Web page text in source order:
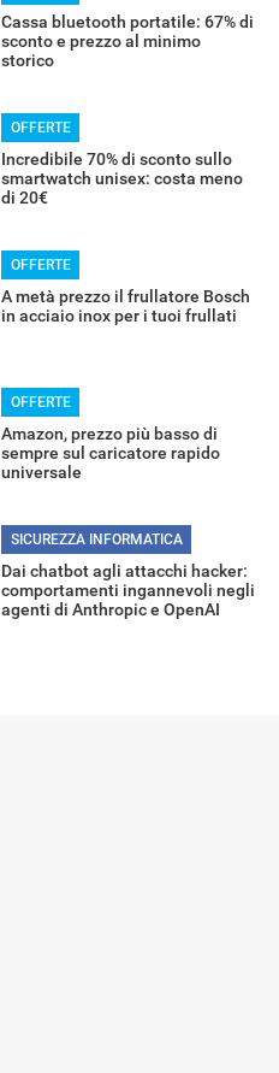
Cassa bluetooth portatile: 67% di
sconto e prezzo al minimo
storico
OFFERTE
Incredibile 70% di sconto sullo
smartwatch unisex: costa meno
di 20€
OFFERTE
A metà prezzo il frullatore Bosch
in acciaio inox per i tuoi frullati
OFFERTE
Amazon, prezzo più basso di
sempre sul caricatore rapido
universale
SICUREZZA INFORMATICA
Dai chatbot agli attacchi hacker:
comportamenti ingannevoli negli
agenti di Anthropic e OpenAI